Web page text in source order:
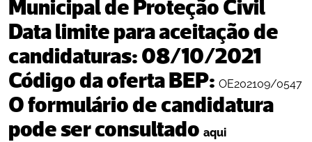
Municipal de Proteção Civil
Data limite para aceitação de
candidaturas: 08/10/2021
Código da oferta BEP: OE202109/0547
O formulário de candidatura
pode ser consultado aqui